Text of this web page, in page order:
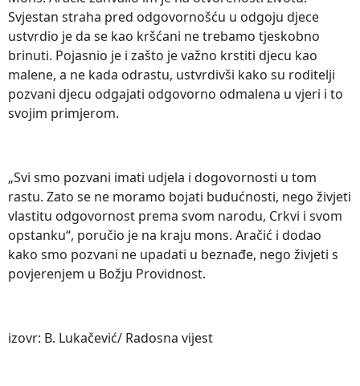
Svjestan straha pred odgovornošću u odgoju djece
ustvrdio je da se kao kršćani ne trebamo tjeskobno
brinuti. Pojasnio je i zašto je važno krstiti djecu kao
malene, a ne kada odrastu, ustvrdivši kako su roditelji
pozvani djecu odgajati odgovorno odmalena u vjeri i to
svojim primjerom.
„Svi smo pozvani imati udjela i dogovornosti u tom
rastu. Zato se ne moramo bojati budućnosti, nego živjeti
vlastitu odgovornost prema svom narodu, Crkvi i svom
opstanku“, poručio je na kraju mons. Aračić i dodao
kako smo pozvani ne upadati u beznađe, nego živjeti s
povjerenjem u Božju Providnost.
izovr: B. Lukačević/ Radosna vijest